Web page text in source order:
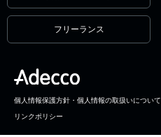
フリーランス
個人情報保護方針・個人情報の取扱いについて
リンクポリシー